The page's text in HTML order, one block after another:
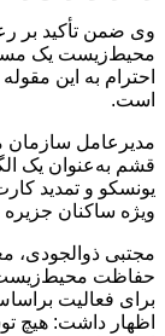
وی ضمن تأکید بر
محیط‌زیست یک
احترام به این
است.
مدیرعامل سازمان
قشم به‌عنوان یک
یونسکو و تمدید
ویژه ساکنان
مجتبی ذوالجودی،
حفاظت محیط‌زیست
برای فعالیت
اظهار داشت: هیچ